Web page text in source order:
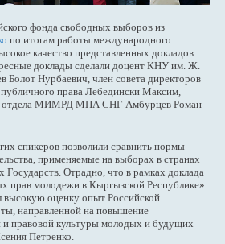
фонда свободных выборов из
по итогам работы международного
качество представленных докладов.
доклады сделали доцент КНУ им. Ж.
Болот Нурбаевич, член совета директоров
права Лебедински Максим,
отдела МИМРД МПА СНГ Амбурцев Роман
спикеров позволили сравнить нормы
применяемые на выборах в странах
Отрадно, что в рамках доклада
прав молодежи в Кыргызской Республике»
высокую оценку опыт Российской
направленной на повышение
и правовой культуры молодых и будущих
Петренко.